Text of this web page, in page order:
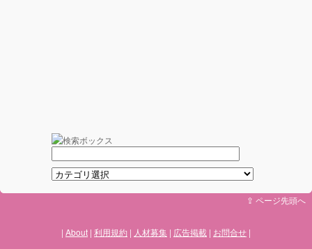
⇪ ページ先頭へ
About 利用規約 人材募集 広告掲載 お問合せ